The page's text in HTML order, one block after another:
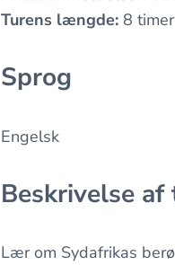
Turens længde: 8 timer
Sprog
Engelsk
Beskrivelse af
Lær om Sydafrikas